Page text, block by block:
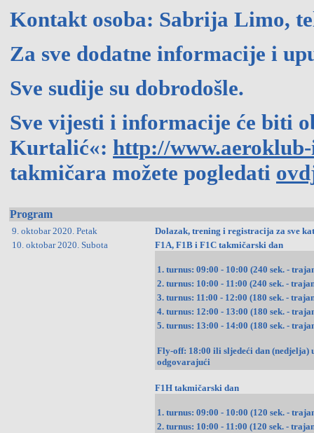
Kontakt osoba: Sabrija Limo,
Za sve dodatne informacije i
Sve sudije su dobrodošle.
Sve vijesti i informacije će biti
Kurtalić«: http://
takmičara možete pogledati
Program
9. oktobar 2020. Petak
Dolazak, trening i registracija za sve
10. oktobar 2020. Subota
F1A, F1B i F1C takmičarski dan
1. turnus: 09:00 - 10:00 (240 sek. -
2. turnus: 10:00 - 11:00 (240 sek. -
3. turnus: 11:00 - 12:00 (180 sek. -
4. turnus: 12:00 - 13:00 (180 sek. -
5. turnus: 13:00 - 14:00 (180 sek. -
Fly-off: 18:00 ili sljedeći dan (nedjelja)
odgovarajući
F1H takmičarski dan
1. turnus: 09:00 - 10:00 (120 sek. -
2. turnus: 10:00 - 11:00 (120 sek. -